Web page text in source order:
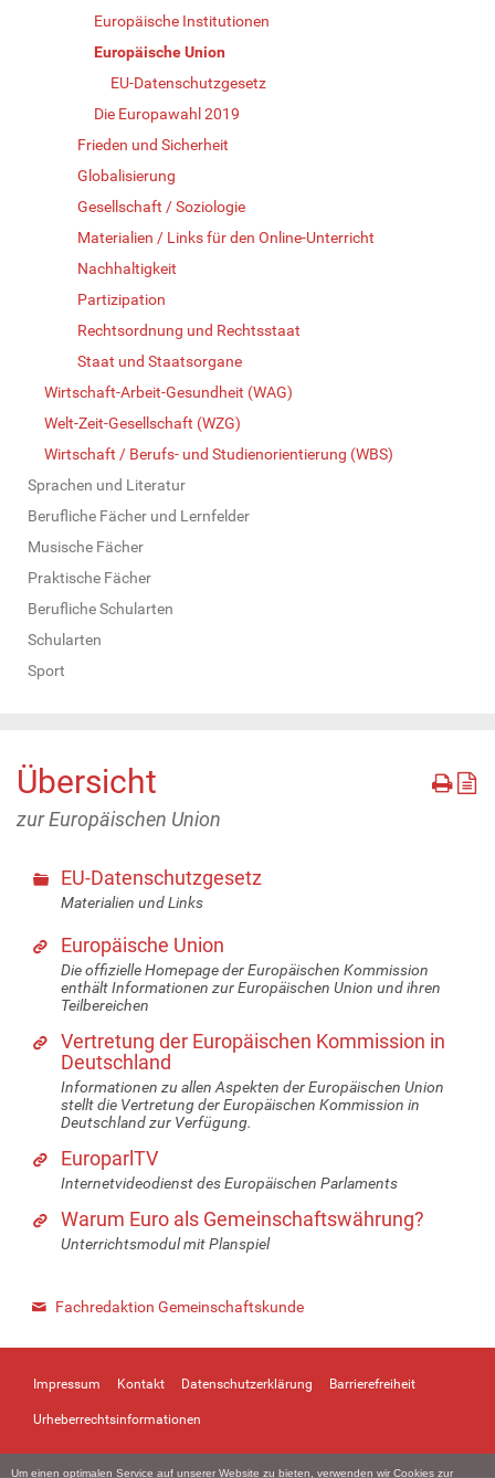
Um einen optimalen Service auf unserer Website zu bieten, verwenden wir Cookies zur
Europäische Institutionen
Europäische Union
EU-Datenschutzgesetz
Die Europawahl 2019
Frieden und Sicherheit
Globalisierung
Gesellschaft / Soziologie
Materialien / Links für den Online-Unterricht
Nachhaltigkeit
Partizipation
Rechtsordnung und Rechtsstaat
Staat und Staatsorgane
Wirtschaft-Arbeit-Gesundheit (WAG)
Welt-Zeit-Gesellschaft (WZG)
Wirtschaft / Berufs- und Studienorientierung (WBS)
Sprachen und Literatur
Berufliche Fächer und Lernfelder
Musische Fächer
Praktische Fächer
Berufliche Schularten
Schularten
Sport
Übersicht
zur Europäischen Union
EU-Datenschutzgesetz
Materialien und Links
Europäische Union
Die offizielle Homepage der Europäischen Kommission
enthält Informationen zur Europäischen Union und ihren
Teilbereichen
Vertretung der Europäischen Kommission in
Deutschland
Informationen zu allen Aspekten der Europäischen Union
stellt die Vertretung der Europäischen Kommission in
Deutschland zur Verfügung.
EuroparlTV
Internetvideodienst des Europäischen Parlaments
Warum Euro als Gemeinschaftswährung?
Unterrichtsmodul mit Planspiel
Fachredaktion Gemeinschaftskunde
Impressum Kontakt Datenschutzerklärung Barrierefreiheit
Urheberrechtsinformationen